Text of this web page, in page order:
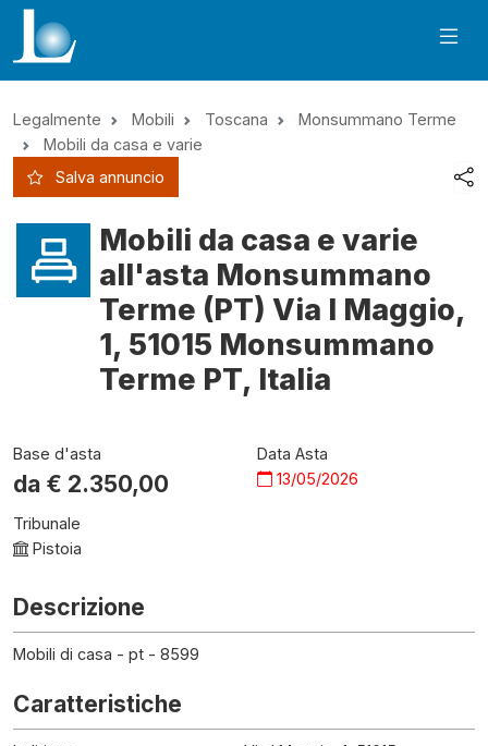
Legalmente Mobili Toscana
Monsummano Terme
Mobili da casa e varie
Salva annuncio
Mobili da casa e varie
all'asta Monsummano
Terme (PT) Via I Maggio,
1, 51015 Monsummano
Terme PT, Italia
Base d'asta
da € 2.350,00
Data Asta
13/05/2026
Tribunale
Pistoia
Descrizione
Mobili di casa - pt - 8599
Caratteristiche